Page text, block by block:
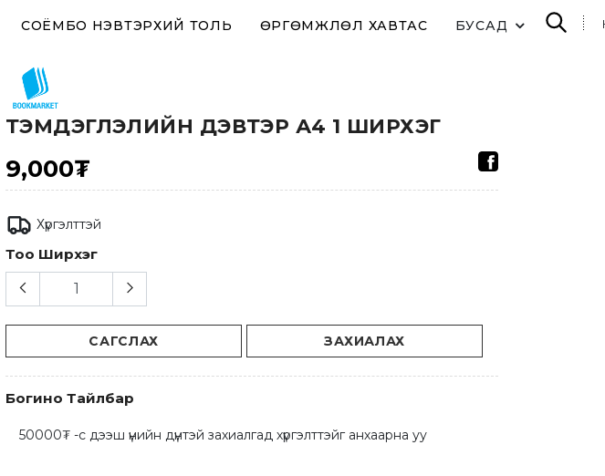
СОЁМБО НЭВТЭРХИЙ ТОЛЬ ӨРГӨМЖЛӨЛ ХАВТАС БУСАД
ТЭМДЭГЛЭЛИЙН ДЭВТЭР А4 1 ШИРХЭГ
9,000₮
Хүргэлттэй
Тоо Ширхэг
САГСЛАХ ЗАХИАЛАХ
Богино Тайлбар
50000₮ -с дээш үнийн дүнтэй захиалгад хүргэлттэйг анхаарна уу